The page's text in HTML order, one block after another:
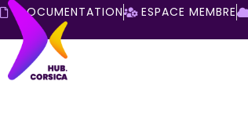
DOCUMENTATION ESPACE MEMBRE